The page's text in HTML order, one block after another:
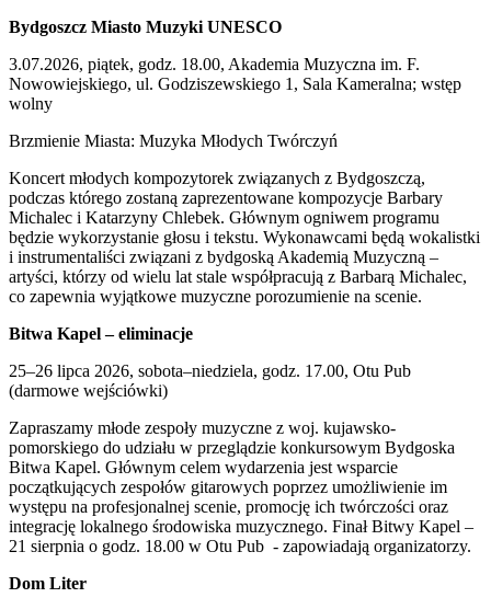
Bydgoszcz Miasto Muzyki UNESCO
3.07.2026, piątek, godz. 18.00, Akademia Muzyczna im. F.
Nowowiejskiego, ul. Godziszewskiego 1, Sala Kameralna; wstęp
wolny
Brzmienie Miasta: Muzyka Młodych Twórczyń
Koncert młodych kompozytorek związanych z Bydgoszczą,
podczas którego zostaną zaprezentowane kompozycje Barbary
Michalec i Katarzyny Chlebek. Głównym ogniwem programu
będzie wykorzystanie głosu i tekstu. Wykonawcami będą wokalistki
i instrumentaliści związani z bydgoską Akademią Muzyczną –
artyści, którzy od wielu lat stale współpracują z Barbarą Michalec,
co zapewnia wyjątkowe muzyczne porozumienie na scenie.
Bitwa Kapel – eliminacje
25–26 lipca 2026, sobota–niedziela, godz. 17.00, Otu Pub
(darmowe wejściówki)
Zapraszamy młode zespoły muzyczne z woj. kujawsko-
pomorskiego do udziału w przeglądzie konkursowym Bydgoska
Bitwa Kapel. Głównym celem wydarzenia jest wsparcie
początkujących zespołów gitarowych poprzez umożliwienie im
występu na profesjonalnej scenie, promocję ich twórczości oraz
integrację lokalnego środowiska muzycznego. Finał Bitwy Kapel –
21 sierpnia o godz. 18.00 w Otu Pub - zapowiadają organizatorzy.
Dom Liter